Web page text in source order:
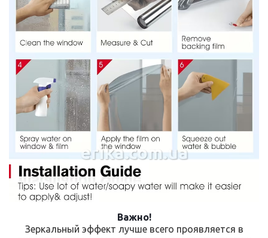
erika.com.ua
Важно!
Зеркальный эффект лучше всего проявляется в